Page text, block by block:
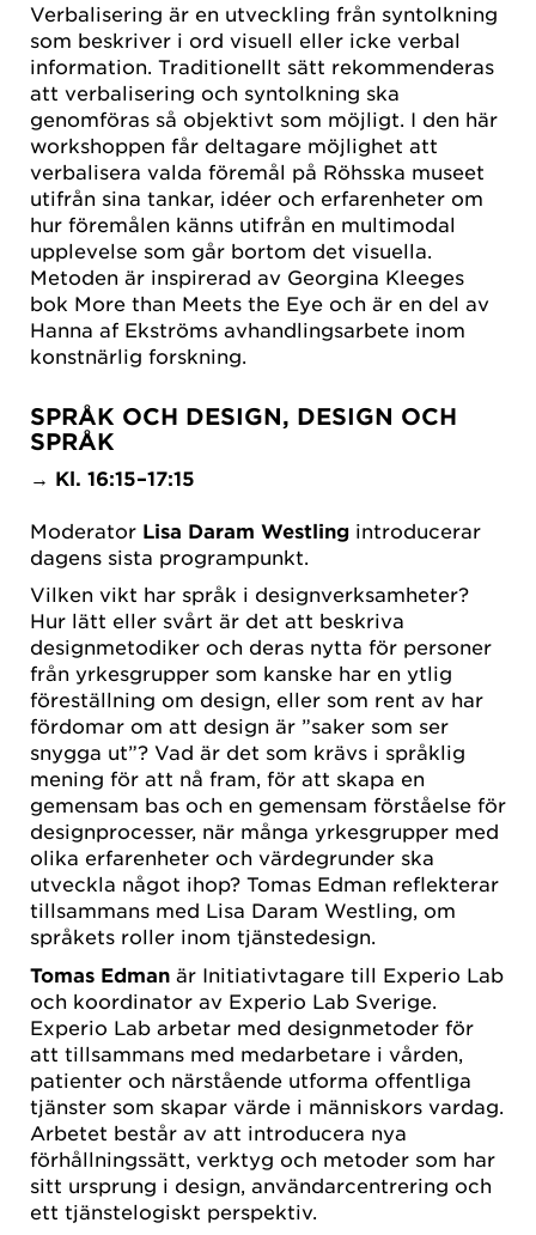
Verbalisering är en utveckling från syntolkning
som beskriver i ord visuell eller icke verbal
information. Traditionellt sätt rekommenderas
att verbalisering och syntolkning ska
genomföras så objektivt som möjligt. I den här
workshoppen får deltagare möjlighet att
verbalisera valda föremål på Röhsska museet
utifrån sina tankar, idéer och erfarenheter om
hur föremålen känns utifrån en multimodal
upplevelse som går bortom det visuella.
Metoden är inspirerad av Georgina Kleeges
bok More than Meets the Eye och är en del av
Hanna af Ekströms avhandlingsarbete inom
konstnärlig forskning.
SPRÅK OCH DESIGN, DESIGN OCH
SPRÅK
→ Kl. 16:15–17:15
Moderator Lisa Daram Westling introducerar
dagens sista programpunkt.
Vilken vikt har språk i designverksamheter?
Hur lätt eller svårt är det att beskriva
designmetodiker och deras nytta för personer
från yrkesgrupper som kanske har en ytlig
föreställning om design, eller som rent av har
fördomar om att design är ”saker som ser
snygga ut”? Vad är det som krävs i språklig
mening för att nå fram, för att skapa en
gemensam bas och en gemensam förståelse för
designprocesser, när många yrkesgrupper med
olika erfarenheter och värdegrunder ska
utveckla något ihop? Tomas Edman reflekterar
tillsammans med Lisa Daram Westling, om
språkets roller inom tjänstedesign.
Tomas Edman är Initiativtagare till Experio Lab
och koordinator av Experio Lab Sverige.
Experio Lab arbetar med designmetoder för
att tillsammans med medarbetare i vården,
patienter och närstående utforma offentliga
tjänster som skapar värde i människors vardag.
Arbetet består av att introducera nya
förhållningssätt, verktyg och metoder som har
sitt ursprung i design, användarcentrering och
ett tjänstelogiskt perspektiv.